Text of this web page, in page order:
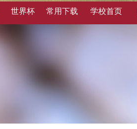
世界杯 常用下载 学校首页